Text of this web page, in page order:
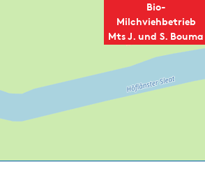
Bio-
Milchviehbetrieb
Mts J. und S. Bouma